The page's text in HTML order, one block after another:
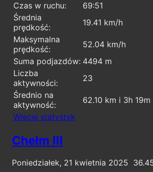
Czas w ruchu:
69:51
Średnia
prędkość:
19.41 km/h
Maksymalna
prędkość:
52.04 km/h
Suma podjazdów: 4494 m
Liczba
aktywności:
23
Średnio na
aktywność:
62.10 km i 3h 19m
Więcej statystyk
Chełm III
Poniedziałek, 21 kwietnia 2025